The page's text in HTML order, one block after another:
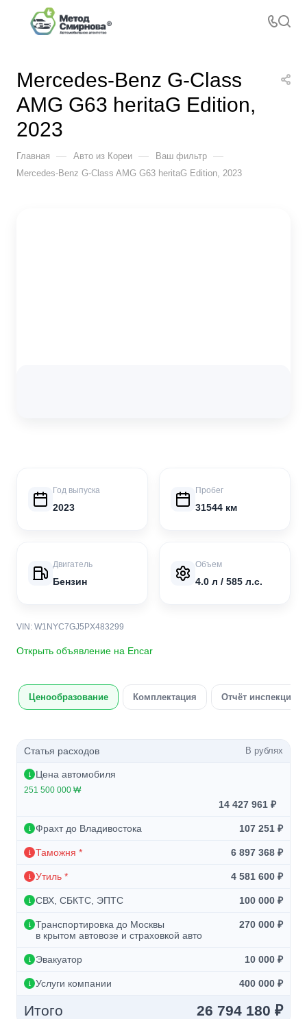
Mercedes-Benz G-Class
AMG G63 heritaG Edition,
2023
Главная — Авто из Кореи — Ваш фильтр —
Mercedes-Benz G-Class AMG G63 heritaG Edition, 2023
Год выпуска
2023
Пробег
31544 км
Двигатель
Бензин
Объем
4.0 л / 585 л.с.
VIN: W1NYC7GJ5PX483299
Открыть объявление на Encar
Ценообразование Комплектация Отчёт инспекции
Статья расходов В рублях
Цена автомобиля
251 500 000 ₩
14 427 961 ₽
Фрахт до Владивостока 107 251 ₽
Таможня * 6 897 368 ₽
Утиль * 4 581 600 ₽
СВХ, СБКТС, ЭПТС 100 000 ₽
Транспортировка до Москвы
в крытом автовозе и страховкой авто
270 000 ₽
Эвакуатор 10 000 ₽
Услуги компании 400 000 ₽
Итого 26 794 180 ₽